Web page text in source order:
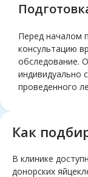
Перед началом
консультацию
обследование.
индивидуально
проведенного
Как
В клинике
донорских